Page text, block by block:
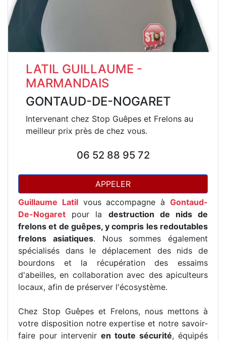
LATIL GUILLAUME -
MARMANDAIS
GONTAUD-DE-NOGARET
Intervenant chez Stop Guêpes et Frelons au
meilleur prix près de chez vous.
06 52 88 95 72
APPELER
Guillaume Latilvous accompagne àGontaud-
De-Nogaret pour la destruction de nids de
frelons et de guêpes, y compris les redoutables
frelons asiatiques. Nous sommes également
spécialisés dans le déplacement des nids de
bourdons et la récupération des essaims
d'abeilles, en collaboration avec des apiculteurs
locaux, afin de préserver l'écosystème.
Chez Stop Guêpes et Frelons, nous mettons à
votre disposition notre expertise et notre savoir-
faire pour intervenir en toute sécurité, équipés